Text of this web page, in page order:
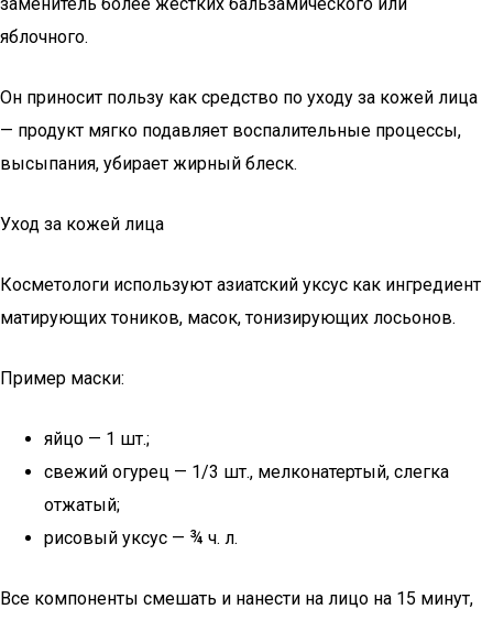
яблочного.
Он приносит пользу как средство по уходу за кожей лица
— продукт мягко подавляет воспалительные процессы,
высыпания, убирает жирный блеск.
Уход за кожей лица
Косметологи используют азиатский уксус как ингредиент
матирующих тоников, масок, тонизирующих лосьонов.
Пример маски:
яйцо — 1 шт.;
свежий огурец — 1/3 шт., мелконатертый, слегка
отжатый;
рисовый уксус — ¾ ч. л.
Все компоненты смешать и нанести на лицо на 15 минут,